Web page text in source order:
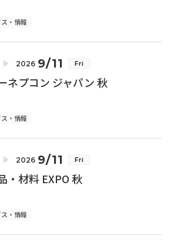
・情報
2026 9/11 Fri
ネプコン ジャパン 秋
・情報
2026 9/11 Fri
・材料 EXPO 秋
・情報